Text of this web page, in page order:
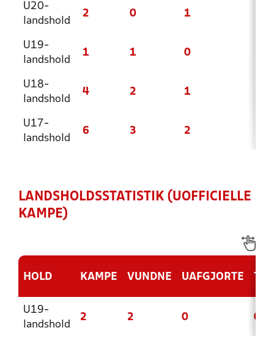
U20-
landshold
2 0 1
U19-
landshold
1 1 0
U18-
landshold
4 2 1
U17-
landshold
6 3 2
LANDSHOLDSSTATISTIK (UOFFICIELLE
KAMPE)
HOLD KAMPE VUNDNE UAFGJORTE
U19-
landshold
2 2 0 0